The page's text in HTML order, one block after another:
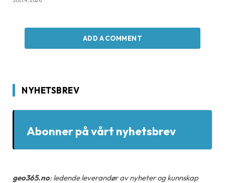
ADD A COMMENT
NYHETSBREV
Abonner på vårt nyhetsbrev
geo365.no: ledende leverandør av nyheter og kunnskap